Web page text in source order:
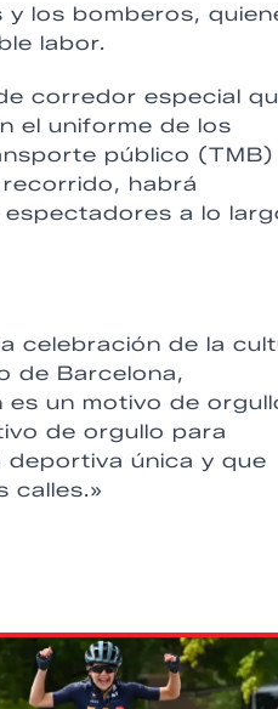
los bomberos,
labor.
corredor especial
el uniforme de los
público (TMB)
habrá
a lo
celebración de la
de Barcelona,
un motivo de
de orgullo para
deportiva única y que
calles.»